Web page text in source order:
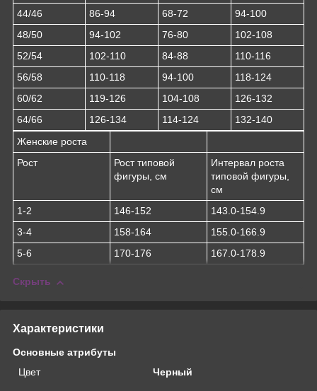
44/46
86-94 68-72
94-100
48/50
94-102 76-80
102-108
52/54
102-110 84-88
110-116
56/58
110-118 94-100
118-124
60/62
119-126 104-108
126-132
64/66
126-134 114-124
132-140
Женские роста
Рост
Рост типовой
фигуры, см
Интервал роста
типовой фигуры,
см
1-2
146-152
143.0-154.9
3-4
158-164
155.0-166.9
5-6
170-176 167.0-178.9
Скрыть
Характеристики
Основные атрибуты
Цвет
Черный